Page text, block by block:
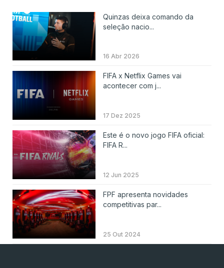
Quinzas deixa comando da
seleção nacio...
16 Abr 2026
FIFA x Netflix Games vai
acontecer com j...
17 Dez 2025
Este é o novo jogo FIFA oficial:
FIFA R...
12 Jun 2025
FPF apresenta novidades
competitivas par...
25 Out 2024